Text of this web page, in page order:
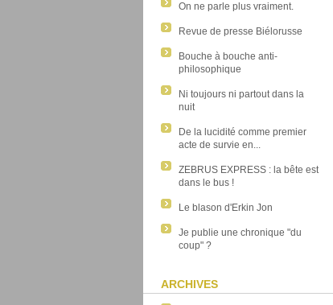
On ne parle plus vraiment.
Revue de presse Biélorusse
Bouche à bouche anti-
philosophique
Ni toujours ni partout dans la
nuit
De la lucidité comme premier
acte de survie en...
ZEBRUS EXPRESS : la bête est
dans le bus !
Le blason d'Erkin Jon
Je publie une chronique "du
coup" ?
ARCHIVES